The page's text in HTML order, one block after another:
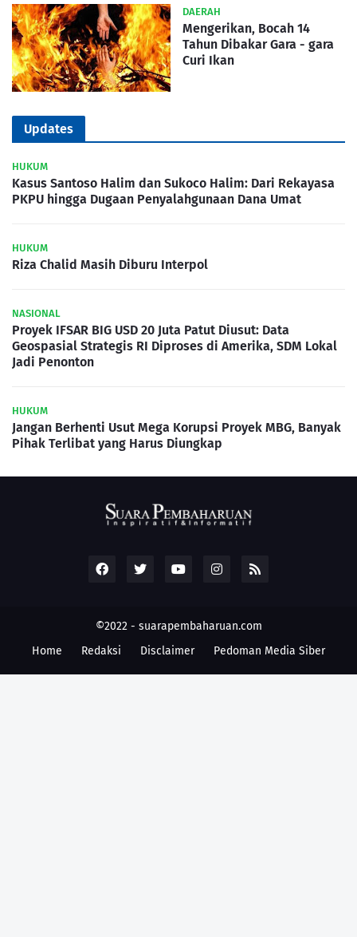
DAERAH
Mengerikan, Bocah 14
Tahun Dibakar Gara - gara
Curi Ikan
Updates
HUKUM
Kasus Santoso Halim dan Sukoco Halim: Dari Rekayasa
PKPU hingga Dugaan Penyalahgunaan Dana Umat
HUKUM
Riza Chalid Masih Diburu Interpol
NASIONAL
Proyek IFSAR BIG USD 20 Juta Patut Diusut: Data
Geospasial Strategis RI Diproses di Amerika, SDM Lokal
Jadi Penonton
HUKUM
Jangan Berhenti Usut Mega Korupsi Proyek MBG, Banyak
Pihak Terlibat yang Harus Diungkap
©2022 - suarapembaharuan.com
Home
Redaksi Disclaimer Pedoman Media Siber